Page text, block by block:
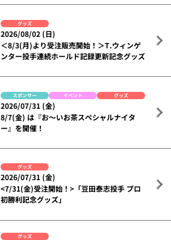
グッズ
2026/08/02 (日)
＜8/3(月)より受注販売開始！＞T.ウィンゲ
ンター投手連続ホールド記録更新記念グッズ
スポンサー イベント グッズ
2026/07/31 (金)
8/7(金) は『お～いお茶スペシャルナイタ
ー』を開催！
グッズ
2026/07/31 (金)
<7/31(金)受注開始！>「豆田泰志投手 プロ
初勝利記念グッズ」
グッズ